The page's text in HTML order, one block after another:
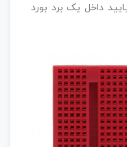
داخل یک برد بورد